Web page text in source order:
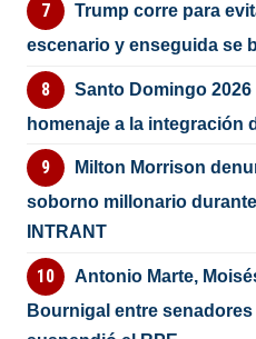
Trump corre para
escenario y enseguida se
Santo Domingo
homenaje a la integración
Milton Morrison
soborno millonario
INTRANT
Antonio Marte,
Bournigal entre